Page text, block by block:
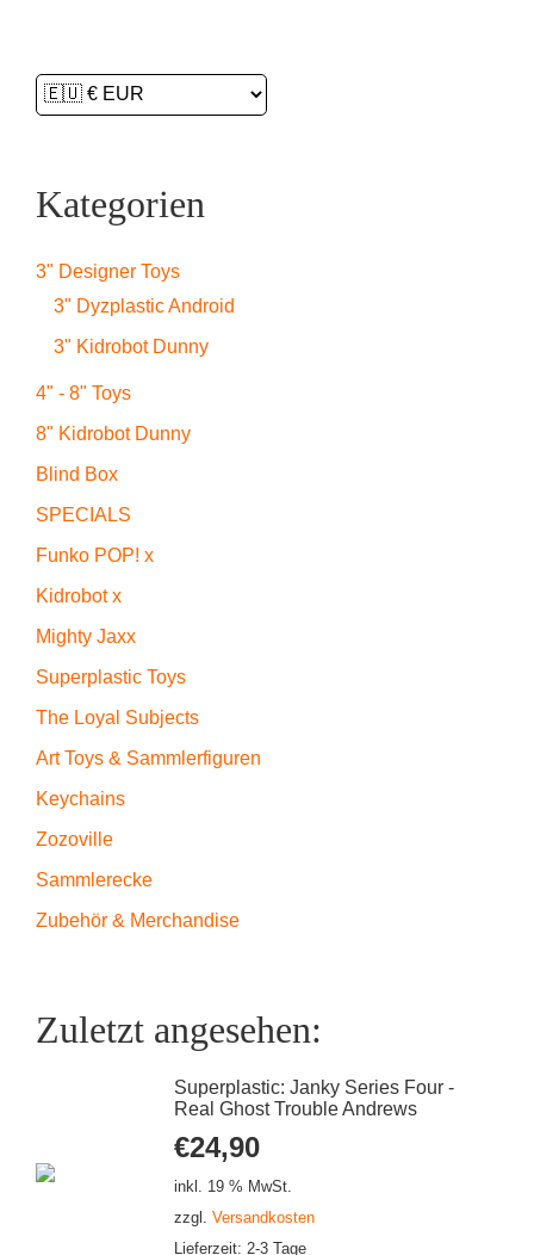
Kategorien
3" Designer Toys
3" Dyzplastic Android
3" Kidrobot Dunny
4" - 8" Toys
8" Kidrobot Dunny
Blind Box
SPECIALS
Funko POP! x
Kidrobot x
Mighty Jaxx
Superplastic Toys
The Loyal Subjects
Art Toys & Sammlerfiguren
Keychains
Zozoville
Sammlerecke
Zubehör & Merchandise
Zuletzt angesehen:
Superplastic: Janky Series Four -
Real Ghost Trouble Andrews
€24,90
inkl. 19 % MwSt.
zzgl. Versandkosten
Lieferzeit: 2-3 Tage